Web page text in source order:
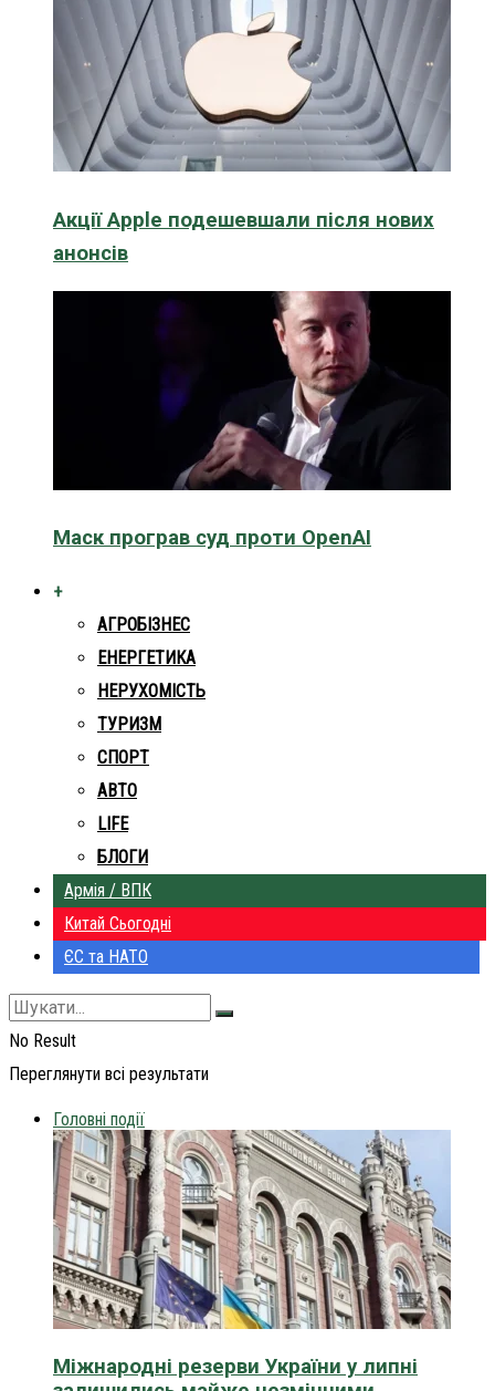
Акції Apple подешевшали після нових
анонсів
Маск програв суд проти OpenAI
+
АГРОБІЗНЕС
ЕНЕРГЕТИКА
НЕРУХОМІСТЬ
ТУРИЗМ
СПОРТ
АВТО
LIFE
БЛОГИ
Армія / ВПК
Китай Сьогодні
ЄС та НАТО
No Result
Переглянути всі результати
Головні події
Міжнародні резерви України у липні